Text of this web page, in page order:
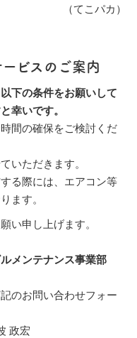
（てこパカ）
ビスのご案内
下の条件をお願いして
幸いです。
間の確保をご検討くだ
いただきます。
る際には、エアコン等
ます。
い申し上げます。
メンテナンス事業部
のお問い合わせフォー
政宏